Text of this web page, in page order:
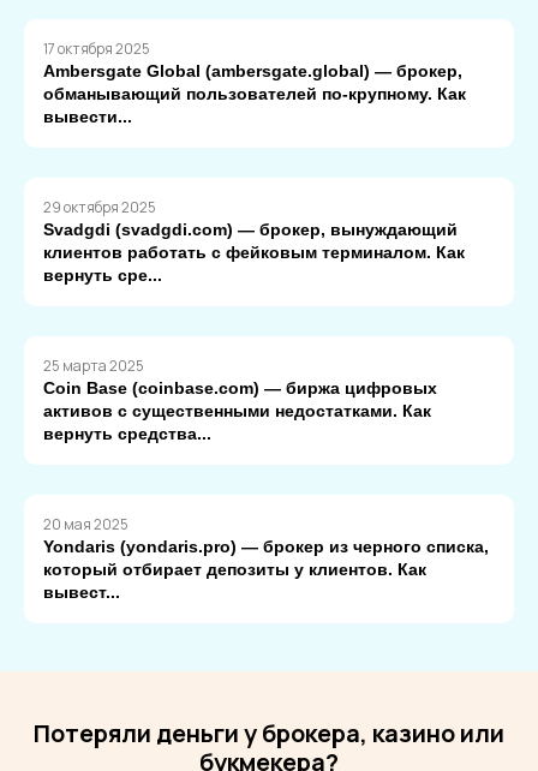
17 октября 2025
Ambersgate Global (ambersgate.global) — брокер,
обманывающий пользователей по-крупному. Как
вывести...
29 октября 2025
Svadgdi (svadgdi.com) — брокер, вынуждающий
клиентов работать с фейковым терминалом. Как
вернуть сре...
25 марта 2025
Coin Base (coinbase.com) — биржа цифровых
активов с существенными недостатками. Как
вернуть средства...
20 мая 2025
Yondaris (yondaris.pro) — брокер из черного списка,
который отбирает депозиты у клиентов. Как
вывест...
Потеряли деньги у брокера, казино или
букмекера?